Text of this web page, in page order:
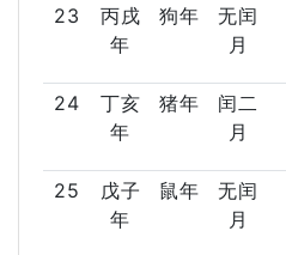
23
丙戌
年
狗年
无闰
月
24
丁亥
年
猪年
闰二
月
25
戊子
年
鼠年
无闰
月